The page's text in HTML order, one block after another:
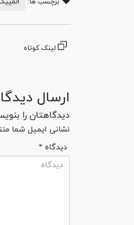
برچسب ها:
لینک کوتاه
ارسال
دیدگاهتان را
نشانی ایمیل شما
* دیدگاه